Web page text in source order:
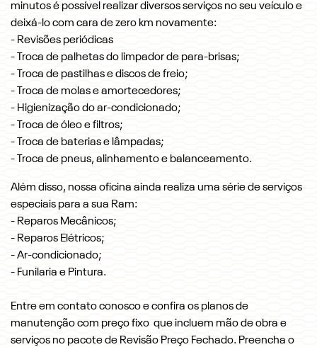
minutos é possível realizar diversos serviços no seu veículo e
deixá-lo com cara de zero km novamente:
- Revisões periódicas
- Troca de palhetas do limpador de para-brisas;
- Troca de pastilhas e discos de freio;
- Troca de molas e amortecedores;
- Higienização do ar-condicionado;
- Troca de óleo e filtros;
- Troca de baterias e lâmpadas;
- Troca de pneus, alinhamento e balanceamento.
Além disso, nossa oficina ainda realiza uma série de serviços
especiais para a sua Ram:
- Reparos Mecânicos;
- Reparos Elétricos;
- Ar-condicionado;
- Funilaria e Pintura.
Entre em contato conosco e confira os planos de
manutenção com preço fixo que incluem mão de obra e
serviços no pacote de Revisão Preço Fechado. Preencha o